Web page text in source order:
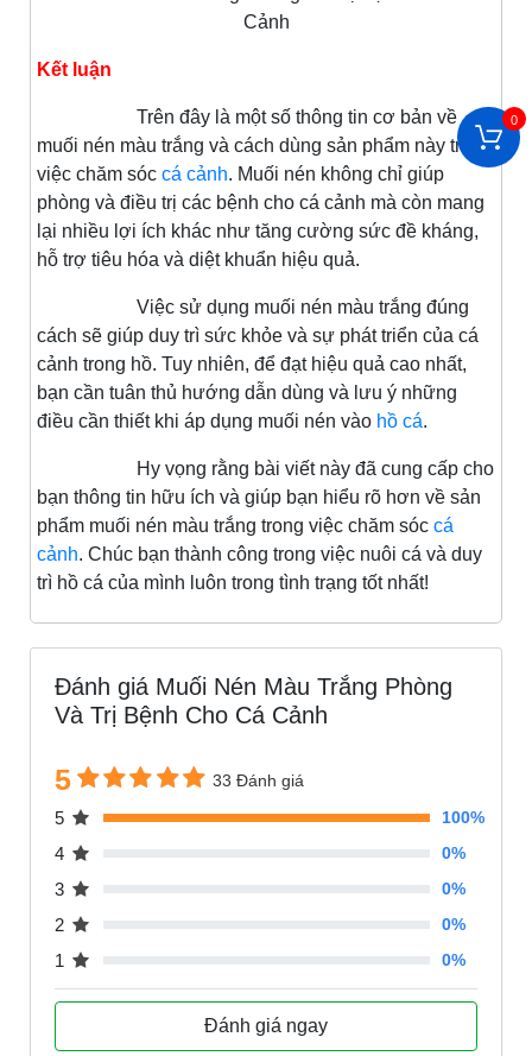
Cảnh
Kết luận
Trên đây là một số thông tin cơ bản về
muối nén màu trắng và cách dùng sản phẩm này trong
việc chăm sóc cá cảnh. Muối nén không chỉ giúp
phòng và điều trị các bệnh cho cá cảnh mà còn mang
lại nhiều lợi ích khác như tăng cường sức đề kháng,
hỗ trợ tiêu hóa và diệt khuẩn hiệu quả.
Việc sử dụng muối nén màu trắng đúng
cách sẽ giúp duy trì sức khỏe và sự phát triển của cá
cảnh trong hồ. Tuy nhiên, để đạt hiệu quả cao nhất,
bạn cần tuân thủ hướng dẫn dùng và lưu ý những
điều cần thiết khi áp dụng muối nén vào hồ cá.
Hy vọng rằng bài viết này đã cung cấp cho
bạn thông tin hữu ích và giúp bạn hiểu rõ hơn về sản
phẩm muối nén màu trắng trong việc chăm sóc cá
cảnh. Chúc bạn thành công trong việc nuôi cá và duy
trì hồ cá của mình luôn trong tình trạng tốt nhất!
Đánh giá Muối Nén Màu Trắng Phòng
Và Trị Bệnh Cho Cá Cảnh
5 33 Đánh giá
5 100%
4 0%
3 0%
2 0%
1 0%
Đánh giá ngay
0